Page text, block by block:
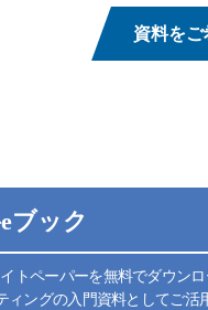
資料を
ブック
トペーパーを無料でダウン
ィングの入門資料としてご活